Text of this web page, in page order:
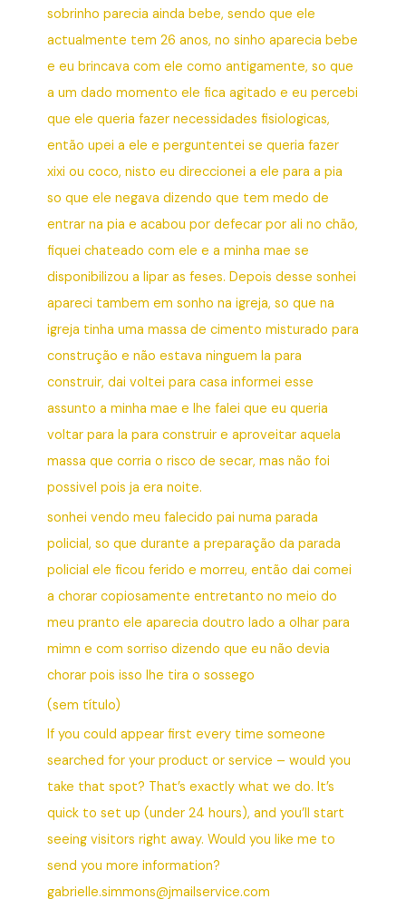
sobrinho parecia ainda bebe, sendo que ele
actualmente tem 26 anos, no sinho aparecia bebe
e eu brincava com ele como antigamente, so que
a um dado momento ele fica agitado e eu percebi
que ele queria fazer necessidades fisiologicas,
então upei a ele e perguntentei se queria fazer
xixi ou coco, nisto eu direccionei a ele para a pia
so que ele negava dizendo que tem medo de
entrar na pia e acabou por defecar por ali no chão,
fiquei chateado com ele e a minha mae se
disponibilizou a lipar as feses. Depois desse sonhei
apareci tambem em sonho na igreja, so que na
igreja tinha uma massa de cimento misturado para
construção e não estava ninguem la para
construir, dai voltei para casa informei esse
assunto a minha mae e lhe falei que eu queria
voltar para la para construir e aproveitar aquela
massa que corria o risco de secar, mas não foi
possivel pois ja era noite.
sonhei vendo meu falecido pai numa parada
policial, so que durante a preparação da parada
policial ele ficou ferido e morreu, então dai comei
a chorar copiosamente entretanto no meio do
meu pranto ele aparecia doutro lado a olhar para
mimn e com sorriso dizendo que eu não devia
chorar pois isso lhe tira o sossego
(sem título)
If you could appear first every time someone
searched for your product or service – would you
take that spot? That’s exactly what we do. It’s
quick to set up (under 24 hours), and you’ll start
seeing visitors right away. Would you like me to
send you more information?
gabrielle.simmons@jmailservice.com